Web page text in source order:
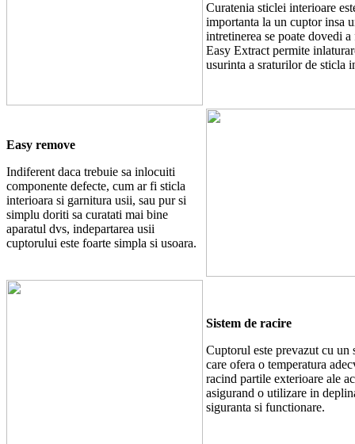
Curatenia sticlei interioare
importanta la un cuptor insa
intretinerea se poate dovedi
Easy Extract permite
usurinta a sraturilor de sticla
Easy remove
Indiferent daca trebuie sa inlocuiti
componente defecte, cum ar fi sticla
interioara si garnitura usii, sau pur si
simplu doriti sa curatati mai bine
aparatul dvs, indepartarea usii
cuptorului este foarte simpla si usoara.
Sistem de racire
Cuptorul este prevazut cu un
care ofera o temperatura
racind partile exterioare ale
asigurand o utilizare in
siguranta si functionare.